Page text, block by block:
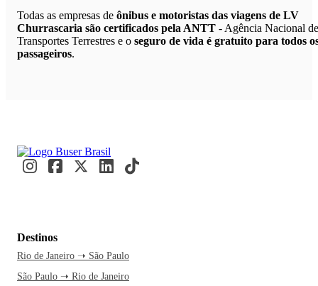
Todas as empresas de ônibus e motoristas das viagens de LV
Churrascaria são certificados pela ANTT - Agência Nacional de
Transportes Terrestres e o seguro de vida é gratuito para todos
passageiros.
Destinos
Rio de Janeiro ➝ São Paulo
São Paulo ➝ Rio de Janeiro